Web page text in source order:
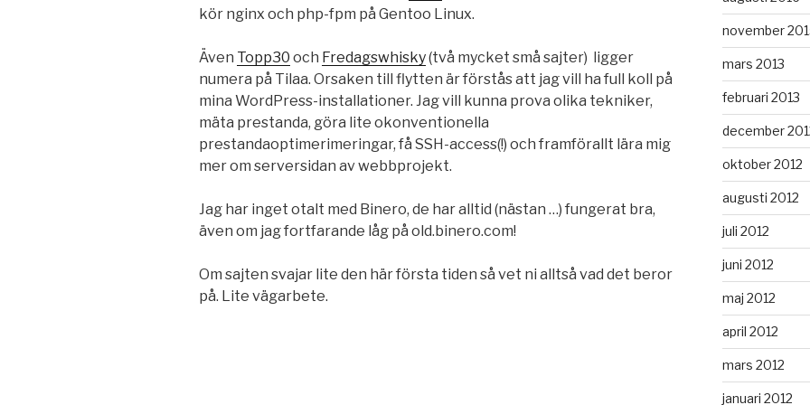
kör nginx och php-fpm på Gentoo Linux.
Även Topp30 och Fredagswhisky(två mycket små sajter) ligger
numera på Tilaa. Orsaken till flytten är förstås att jag vill ha full koll på
mina WordPress-installationer. Jag vill kunna prova olika tekniker,
mäta prestanda, göra lite okonventionella
prestandaoptimerimeringar, få SSH-access(!) och framförallt lära mig
mer om serversidan av webbprojekt.
Jag har inget otalt med Binero, de har alltid (nästan …) fungerat bra,
även om jag fortfarande låg på old.binero.com!
Om sajten svajar lite den här första tiden så vet ni alltså vad det beror
på. Lite vägarbete.
november
mars 2013
februari 2013
december
oktober 2012
augusti 2012
juli 2012
juni 2012
maj 2012
april 2012
mars 2012
januari 2012